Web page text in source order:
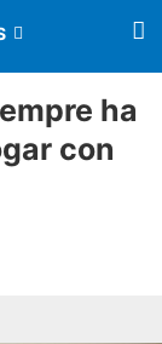
ha
con